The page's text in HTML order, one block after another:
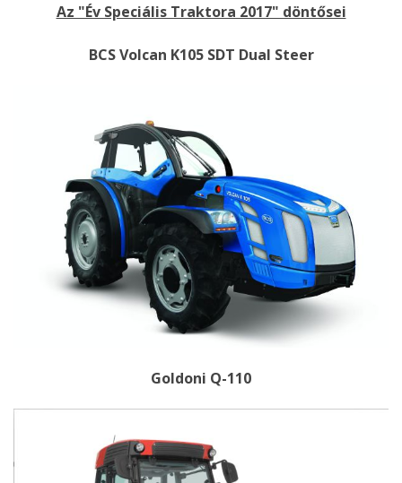
Az "Év Speciális Traktora 2017" döntősei
BCS Volcan K105 SDT Dual Steer
Goldoni Q-110